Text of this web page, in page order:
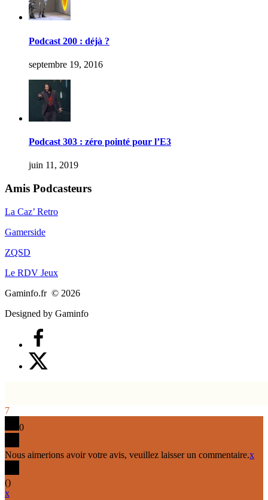
Podcast 200 : déjà ?
septembre 19, 2016
Podcast 303 : zéro pointé pour l’E3
juin 11, 2019
Amis Podcasteurs
La Caz’ Retro
Gamerside
ZQSD
Le RDV Jeux
Gaminfo.fr © 2026
Designed by Gaminfo
7
0
Nous aimerions avoir votre avis, veuillez laisser un commentaire.x
()
x